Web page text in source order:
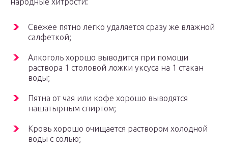
Свежее пятно легко удаляется сразу же влажной
салфеткой;
Алкоголь хорошо выводится при помощи
раствора 1 столовой ложки уксуса на 1 стакан
воды;
Пятна от чая или кофе хорошо выводятся
нашатырным спиртом;
Кровь хорошо очищается раствором холодной
воды с солью;